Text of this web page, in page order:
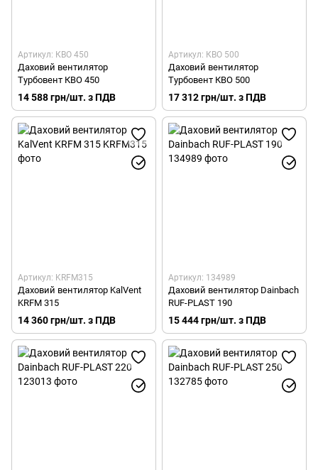
Артикул: КВО 450
Даховий вентилятор
Турбовент КВО 450
14 588 грн/шт. з ПДВ
Артикул: КВО 500
Даховий вентилятор
Турбовент КВО 500
17 312 грн/шт. з ПДВ
Артикул: KRFM315
Даховий вентилятор KalVent
KRFM 315
14 360 грн/шт. з ПДВ
Артикул: 134989
Даховий вентилятор Dainbach
RUF-PLAST 190
15 444 грн/шт. з ПДВ